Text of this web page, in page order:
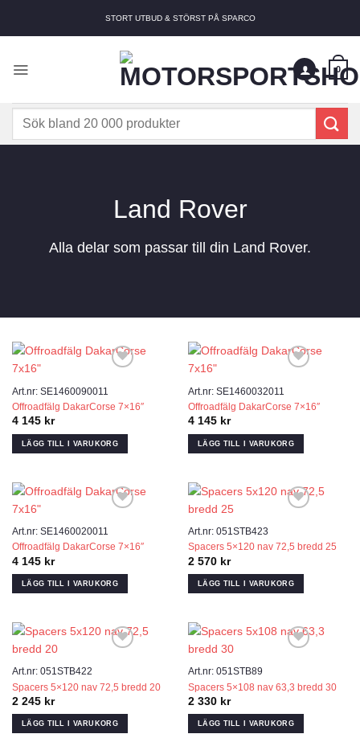
STORT UTBUD & STÖRST PÅ SPARCO
0
Sök
Land Rover
Alla delar som passar till din Land Rover.
Add to wishlist
Art.nr: SE1460090011
Offroadfälg DakarCorse 7×16″
4 145 kr
LÄGG TILL I VARUKORG Add to wishlist
Art.nr: SE1460032011
Offroadfälg DakarCorse 7×16″
4 145 kr
LÄGG TILL I VARUKORG
Add to wishlist
Art.nr: SE1460020011
Offroadfälg DakarCorse 7×16″
4 145 kr
LÄGG TILL I VARUKORG Add to wishlist
Art.nr: 051STB423
Spacers 5×120 nav 72,5 bredd 25
2 570 kr
LÄGG TILL I VARUKORG
Add to wishlist
Art.nr: 051STB422
Spacers 5×120 nav 72,5 bredd 20
2 245 kr
LÄGG TILL I VARUKORG Add to wishlist
Art.nr: 051STB89
Spacers 5×108 nav 63,3 bredd 30
2 330 kr
LÄGG TILL I VARUKORG